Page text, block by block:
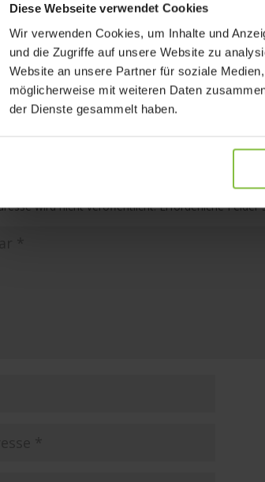
Diese Webseite verwendet Cookies
Wir verwenden Cookies, um Inhalte und
und die Zugriffe auf unsere Website zu
Website an unsere Partner für soziale
möglicherweise mit weiteren Daten
der Dienste gesammelt haben.
absenden
wird nicht veröffentlicht. Erforderliche